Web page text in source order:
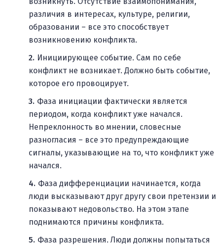
различия в интересах, культуре, религии,
образовании – все это способствует
возникновению конфликта.
Инициирующее событие. Сам по себе
конфликт не возникает. Должно быть событие,
которое его провоцирует.
Фаза инициации фактически является
периодом, когда конфликт уже начался.
Непреклонность во мнении, словесные
разногласия – все это предупреждающие
сигналы, указывающие на то, что конфликт уже
начался.
Фаза дифференциации начинается, когда
люди высказывают друг другу свои претензии и
показывают недовольство. На этом этапе
поднимаются причины конфликта.
Фаза разрешения. Люди должны попытаться